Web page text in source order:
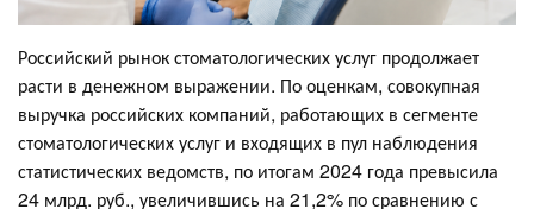
Российский рынок стоматологических услуг продолжает
расти в денежном выражении. По оценкам, совокупная
выручка российских компаний, работающих в сегменте
стоматологических услуг и входящих в пул наблюдения
статистических ведомств, по итогам 2024 года превысила
24 млрд. руб., увеличившись на 21,2% по сравнению с